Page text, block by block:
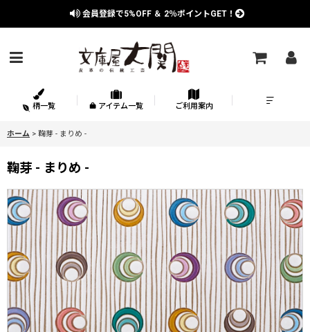
会員登録で5%OFF ＆ 2％ポイントGET！
柄一覧 アイテム一覧 ご利用案内
ホーム > 鞠芽 - まりめ -
鞠芽 - まりめ -